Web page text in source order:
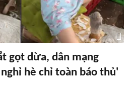
gọt dừa, dân mạng
hè chỉ toàn báo thủ'